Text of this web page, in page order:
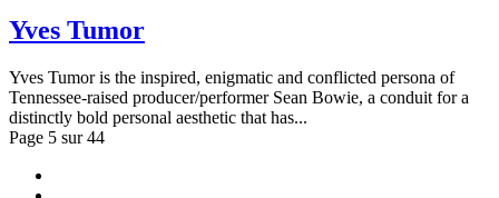
Yves Tumor
Yves Tumor is the inspired, enigmatic and conflicted persona of
Tennessee-raised producer/performer Sean Bowie, a conduit for a
distinctly bold personal aesthetic that has...
Page 5 sur 44